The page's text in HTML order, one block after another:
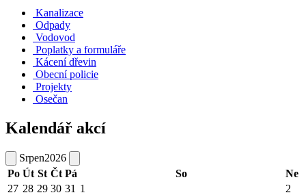
Kanalizace
Odpady
Vodovod
Poplatky a formuláře
Kácení dřevin
Obecní policie
Projekty
Osečan
Kalendář akcí
Srpen2026
Po Út St Čt Pá So
Ne
27 28 29 30 31 1 2